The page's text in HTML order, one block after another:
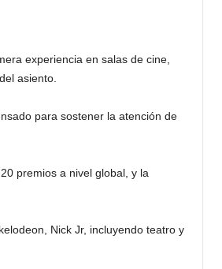
experiencia en salas de cine,
asiento.
para sostener la atención de
premios a nivel global, y la
Nick Jr, incluyendo teatro y